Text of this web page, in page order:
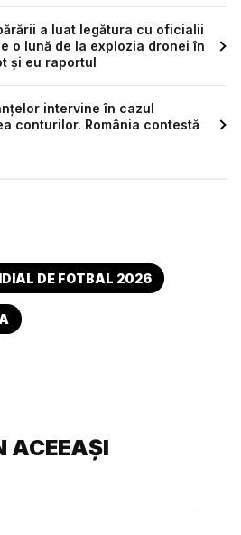
a luat legătura cu oficialii
o lună de la explozia dronei în
și eu raportul
intervine în cazul
conturilor. România contestă
DE FOTBAL 2026
ACEEAȘI